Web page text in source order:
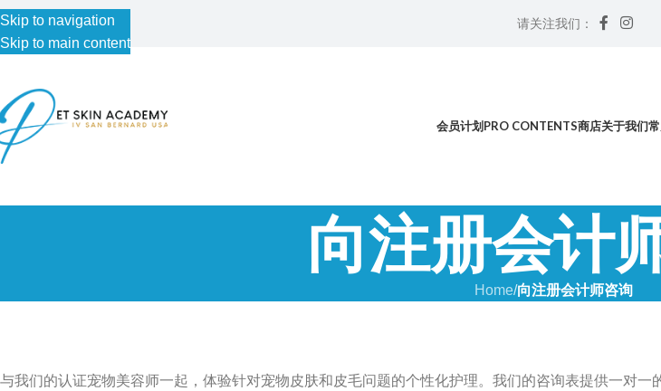
Skip to navigation
Skip to main content
请关注我们：
会员计划PRO CONTENTS商店关于我们
向注册会计
Home/向注册会计师咨询
与我们的认证宠物美容师一起，体验针对宠物皮肤和皮毛问题的个性化护理。我们的咨询表提供一对